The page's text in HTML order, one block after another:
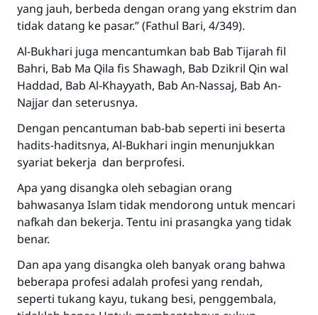
yang jauh, berbeda dengan orang yang ekstrim dan
tidak datang ke pasar.” (Fathul Bari, 4/349).
Al-Bukhari juga mencantumkan bab Bab Tijarah fil
Bahri, Bab Ma Qila fis Shawagh, Bab Dzikril Qin wal
Haddad, Bab Al-Khayyath, Bab An-Nassaj, Bab An-
Najjar dan seterusnya.
Dengan pencantuman bab-bab seperti ini beserta
hadits-haditsnya, Al-Bukhari ingin menunjukkan
syariat bekerja dan berprofesi.
Apa yang disangka oleh sebagian orang
bahwasanya Islam tidak mendorong untuk mencari
nafkah dan bekerja. Tentu ini prasangka yang tidak
benar.
Dan apa yang disangka oleh banyak orang bahwa
beberapa profesi adalah profesi yang rendah,
seperti tukang kayu, tukang besi, penggembala,